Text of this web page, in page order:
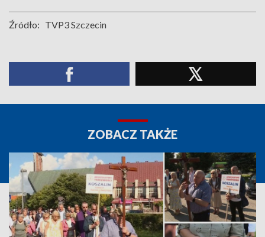
Źródło: TVP3 Szczecin
ZOBACZ TAKŻE